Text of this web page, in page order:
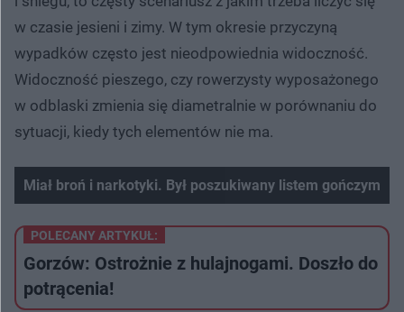
w czasie jesieni i zimy. W tym okresie przyczyną
wypadków często jest nieodpowiednia widoczność.
Widoczność pieszego, czy rowerzysty wyposażonego
w odblaski zmienia się diametralnie w porównaniu do
sytuacji, kiedy tych elementów nie ma.
Miał broń i narkotyki. Był poszukiwany listem gończym
POLECANY ARTYKUŁ:
Gorzów: Ostrożnie z hulajnogami. Doszło do
potrącenia!